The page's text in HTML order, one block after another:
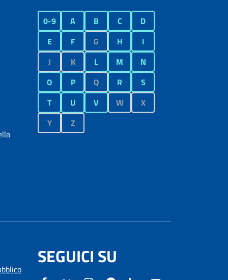
0-9 A B C
D
E
F G H
I
J
K L M
N
O
P Q R
S
T
U V W
X
Y
Z
SEGUICI SU